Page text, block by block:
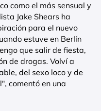
como el más sensual y
Jake Shears ha
para el nuevo
estuve en Berlín
que salir de fiesta,
de drogas. Volví a
del sexo loco y de
comentó en una